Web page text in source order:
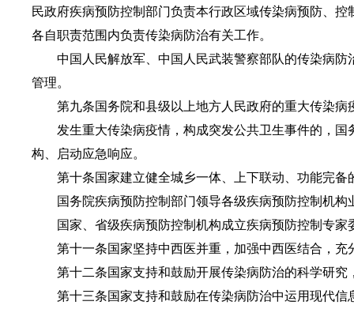
民政府疾病预防控制部门负责本行政区域传染病预防、
各自职责范围内负责传染病防治有关工作。
中国人民解放军、中国人民武装警察部队的传染病
管理。
第九条国务院和县级以上地方人民政府的重大传染
发生重大传染病疫情，构成突发公共卫生事件的，
构、启动应急响应。
第十条国家建立健全城乡一体、上下联动、功能完备
国务院疾病预防控制部门领导各级疾病预防控制机
国家、省级疾病预防控制机构成立疾病预防控制专
第十一条国家坚持中西医并重，加强中西医结合，
第十二条国家支持和鼓励开展传染病防治的科学研究
第十三条国家支持和鼓励在传染病防治中运用现代信